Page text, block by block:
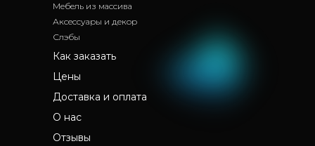
О нас
Отзывы
Как заказать
Мебель из массива
Слэбы
Аксессуары и декор
Доставка и оплата
Цены